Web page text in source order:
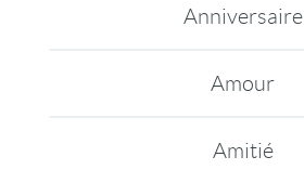
Anniversaire
Amour
Amitié